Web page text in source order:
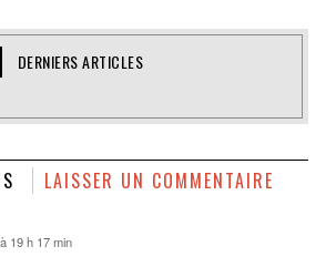
DERNIERS ARTICLES
LAISSER UN COMMENTAIRE
19 h 17 min